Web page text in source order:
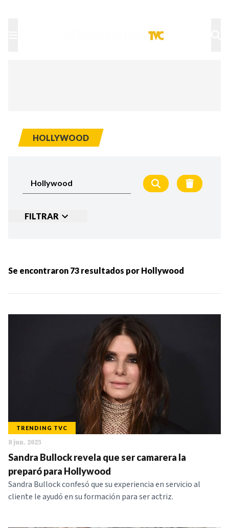
HOLLYWOOD
FILTRAR
MÁS RECIENTES
MENOS RECIENTES
IR
NOTICIAS
SERIES
Se encontraron 73 resultados por Hollywood
TRENDING TVC
8 jun. 2025
Sandra Bullock revela que ser camarera la
preparó para Hollywood
Sandra Bullock confesó que su experiencia en servicio al
cliente le ayudó en su formación para ser actriz.